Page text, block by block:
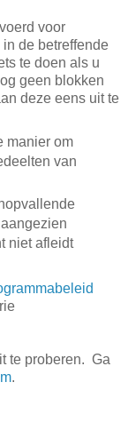
voor
de betreffende
te doen als u
geen blokken
deze eens uit te
manier om
van
niet afleidt
te proberen. Ga
.